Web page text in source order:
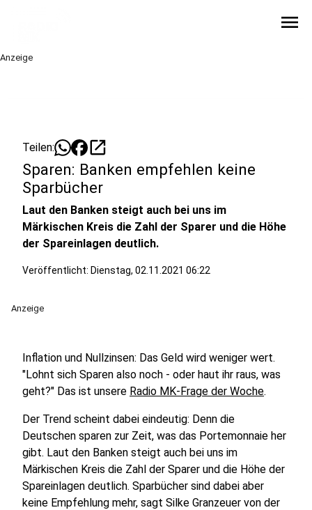
menu
Anzeige
Teilen: open_in_new
Sparen: Banken empfehlen keine
Sparbücher
Laut den Banken steigt auch bei uns im
Märkischen Kreis die Zahl der Sparer und die Höhe
der Spareinlagen deutlich.
Veröffentlicht: Dienstag, 02.11.2021 06:22
Anzeige
Inflation und Nullzinsen: Das Geld wird weniger wert.
"Lohnt sich Sparen also noch - oder haut ihr raus, was
geht?" Das ist unsere Radio MK-Frage der Woche.
Der Trend scheint dabei eindeutig: Denn die
Deutschen sparen zur Zeit, was das Portemonnaie her
gibt. Laut den Banken steigt auch bei uns im
Märkischen Kreis die Zahl der Sparer und die Höhe der
Spareinlagen deutlich. Sparbücher sind dabei aber
keine Empfehlung mehr, sagt Silke Granzeuer von der